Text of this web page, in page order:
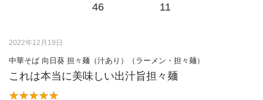
46 11
2022年12月19日
中華そば 向日葵 担々麺（汁あり）（ラーメン・担々麺）
これは本当に美味しい出汁旨担々麺